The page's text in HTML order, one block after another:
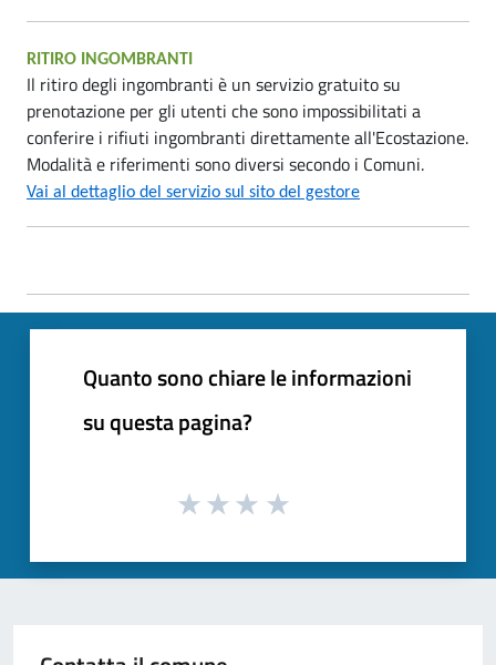
RITIRO INGOMBRANTI
Il ritiro degli ingombranti è un servizio gratuito su
prenotazione per gli utenti che sono impossibilitati a
conferire i rifiuti ingombranti direttamente all'Ecostazione.
Modalità e riferimenti sono diversi secondo i Comuni.
Vai al dettaglio del servizio sul sito del gestore
Quanto sono chiare le informazioni
su questa pagina?